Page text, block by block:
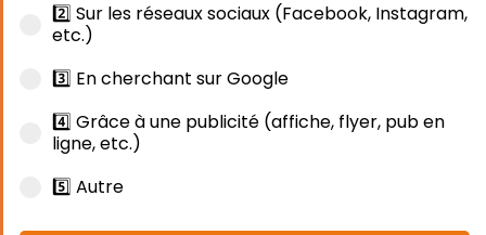
2️⃣ Sur les réseaux sociaux (Facebook, Instagram,
etc.)
3️⃣ En cherchant sur Google
4️⃣ Grâce à une publicité (affiche, flyer, pub en
ligne, etc.)
5️⃣ Autre